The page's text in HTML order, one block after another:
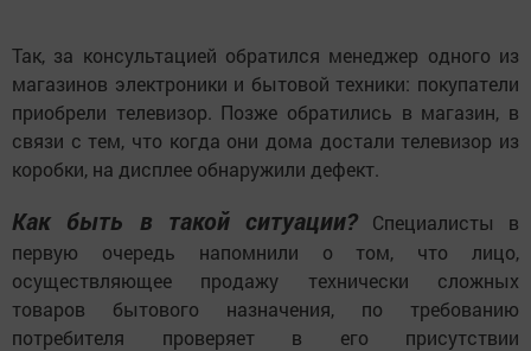
Так, за консультацией обратился менеджер одного из
магазинов электроники и бытовой техники: покупатели
приобрели телевизор. Позже обратились в магазин, в
связи с тем, что когда они дома достали телевизор из
коробки, на дисплее обнаружили дефект.
Как быть в такой ситуации?Специалисты в
первую очередь напомнили о том, что лицо,
осуществляющее продажу технически сложных
товаров бытового назначения, по требованию
потребителя проверяет в его присутствии